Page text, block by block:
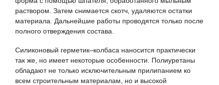
раствором. Затем снимается скотч, удаляются остатки
материала. Дальнейшие работы проводятся только после
полного отверждения состава.
Силиконовый герметик–колбаса наносится практически
так же, но имеет некоторые особенности. Полиуретаны
обладают не только исключительным прилипанием ко
всем строительным материалам, но и высокой